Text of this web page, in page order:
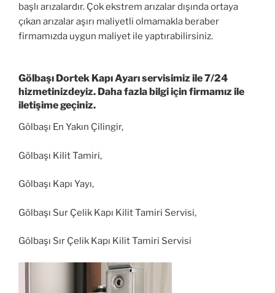
başlı arızalardır. Çok ekstrem arızalar dışında ortaya
çıkan arızalar aşırı maliyetli olmamakla beraber
firmamızda uygun maliyet ile yaptırabilirsiniz.
Gölbaşı Dortek Kapı Ayarı servisimiz ile 7/24
hizmetinizdeyiz. Daha fazla bilgi için firmamız ile
iletişime geçiniz.
Gölbaşı En Yakın Çilingir,
Gölbaşı Kilit Tamiri,
Gölbaşı Kapı Yayı,
Gölbaşı Sur Çelik Kapı Kilit Tamiri Servisi,
Gölbaşı Sır Çelik Kapı Kilit Tamiri Servisi